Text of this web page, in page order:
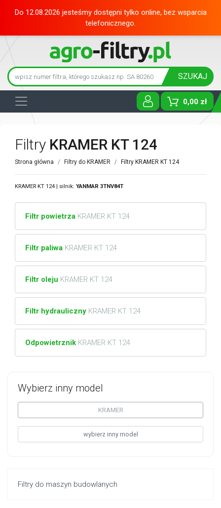
Do 12.08.2026 jesteśmy dostępni tylko online, bez wsparcia
telefonicznego.
SZUKAJ
0,00 zł
Toggle
Wybierz inny model
KRAMER
wybierz inny model
Filtry do maszyn budowlanych
Filtry KRAMER KT 124
Strona główna Filtry do KRAMER Filtry KRAMER KT 124
KRAMER KT 124 | silnik: YANMAR 3TNV84T
Filtr powietrza KRAMER KT 124
Filtr paliwa KRAMER KT 124
Filtr oleju KRAMER KT 124
Filtr hydrauliczny KRAMER KT 124
Odpowietrznik KRAMER KT 124